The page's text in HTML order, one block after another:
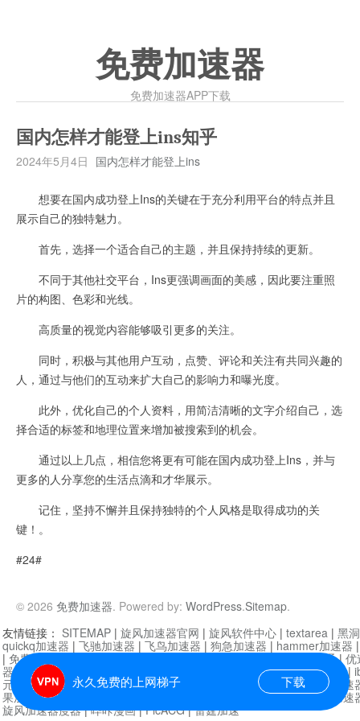
免费加速器
免费加速器APP下载
国内怎样才能登上ins知乎
2024年5月4日 国内怎样才能登上ins
想要在国内成功登上Ins的关键在于充分利用平台的特点并且
展示自己的独特魅力。
首先，选择一个适合自己的主题，并且保持持续的更新。
不同于其他社交平台，Ins更强调画面的美感，因此要注重照
片的构图、色彩和光线。
高质量的视觉内容能够吸引更多的关注。
同时，积极与其他用户互动，点赞、评论和关注有共同兴趣的
人，通过与他们的互动来扩大自己的影响力和曝光度。
此外，优化自己的个人资料，用简洁清晰的文字介绍自己，选
择合适的标签和地理位置来增加被搜索到的机会。
通过以上几点，相信您将更有可能在国内成功登上Ins，并与
更多的人分享您的生活点滴和才华展示。
记住，坚持不懈并且保持独特的个人风格是取得成功的关
键！。
#24#
© 2026 免费加速器. Powered by: WordPress.Sitemap.
永久免费的上网梯子 下载
友情链接： SITEMAP | 旋风加速器官网 | 旋风软件中心 | textarea | 黑
quickq加速器 | 飞驰加速器 | 飞鸟加速器 | 狗急加速器 | hammer加速器
| 免费vqn加速外网 迷雾通|优
器| 快柠檬加速器 快橙加速器|anycast加速器 |
元机场加速器 |一元机场|老王加速器 | 白石山|
小牛加速
果加速器|黑洞加速 海鸥加速器|芒果加速
旋风加速器度器|哔咔漫画|PicACG|雷霆加速